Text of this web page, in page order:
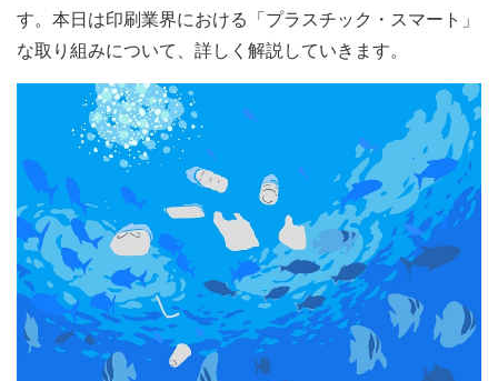
す。本日は印刷業界における「プラスチック・スマート」
な取り組みについて、詳しく解説していきます。